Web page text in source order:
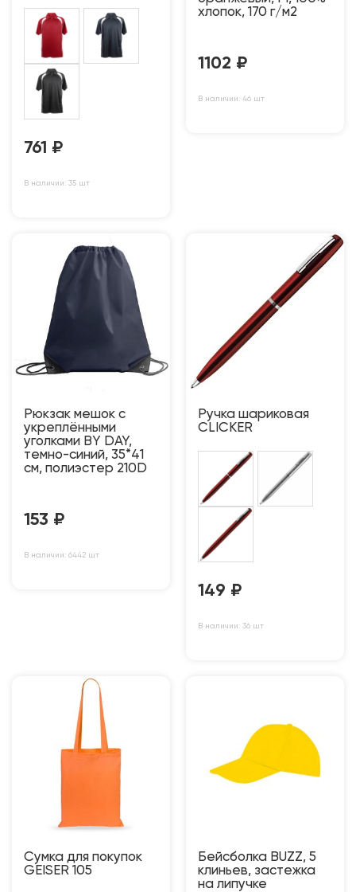
761 ₽
В наличии: 35 шт
хлопок, 170 г/м2
1102 ₽
В наличии: 46 шт
Рюкзак мешок с
укреплёнными
уголками BY DAY,
темно-синий, 35*41
см, полиэстер 210D
153 ₽
В наличии: 6442 шт
Ручка шариковая
CLICKER
149 ₽
В наличии: 36 шт
Сумка для покупок
GEISER 105
Бейсболка BUZZ, 5
клиньев, застежка
на липучке